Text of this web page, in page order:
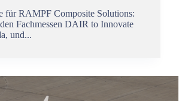
für RAMPF Composite Solutions:
Fachmessen DAIR to Innovate
und...